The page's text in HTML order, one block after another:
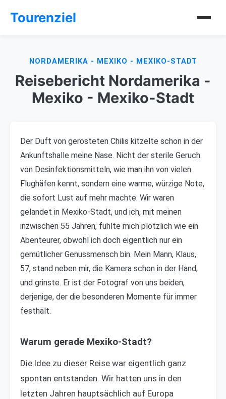
Tourenziel
NORDAMERIKA - MEXIKO - MEXIKO-STADT
Reisebericht Nordamerika -
Mexiko - Mexiko-Stadt
Der Duft von gerösteten Chilis kitzelte schon in der
Ankunftshalle meine Nase. Nicht der sterile Geruch
von Desinfektionsmitteln, wie man ihn von vielen
Flughäfen kennt, sondern eine warme, würzige Note,
die sofort Lust auf mehr machte. Wir waren
gelandet in Mexiko-Stadt, und ich, mit meinen
inzwischen 55 Jahren, fühlte mich plötzlich wie ein
Abenteurer, obwohl ich doch eigentlich nur ein
gemütlicher Genussmensch bin. Mein Mann, Klaus,
57, stand neben mir, die Kamera schon in der Hand,
und grinste. Er ist der Fotograf von uns beiden,
derjenige, der die besonderen Momente für immer
festhält.
Warum gerade Mexiko-Stadt?
Die Idee zu dieser Reise war eigentlich ganz
spontan entstanden. Wir hatten uns in den
letzten Jahren hauptsächlich auf Europa